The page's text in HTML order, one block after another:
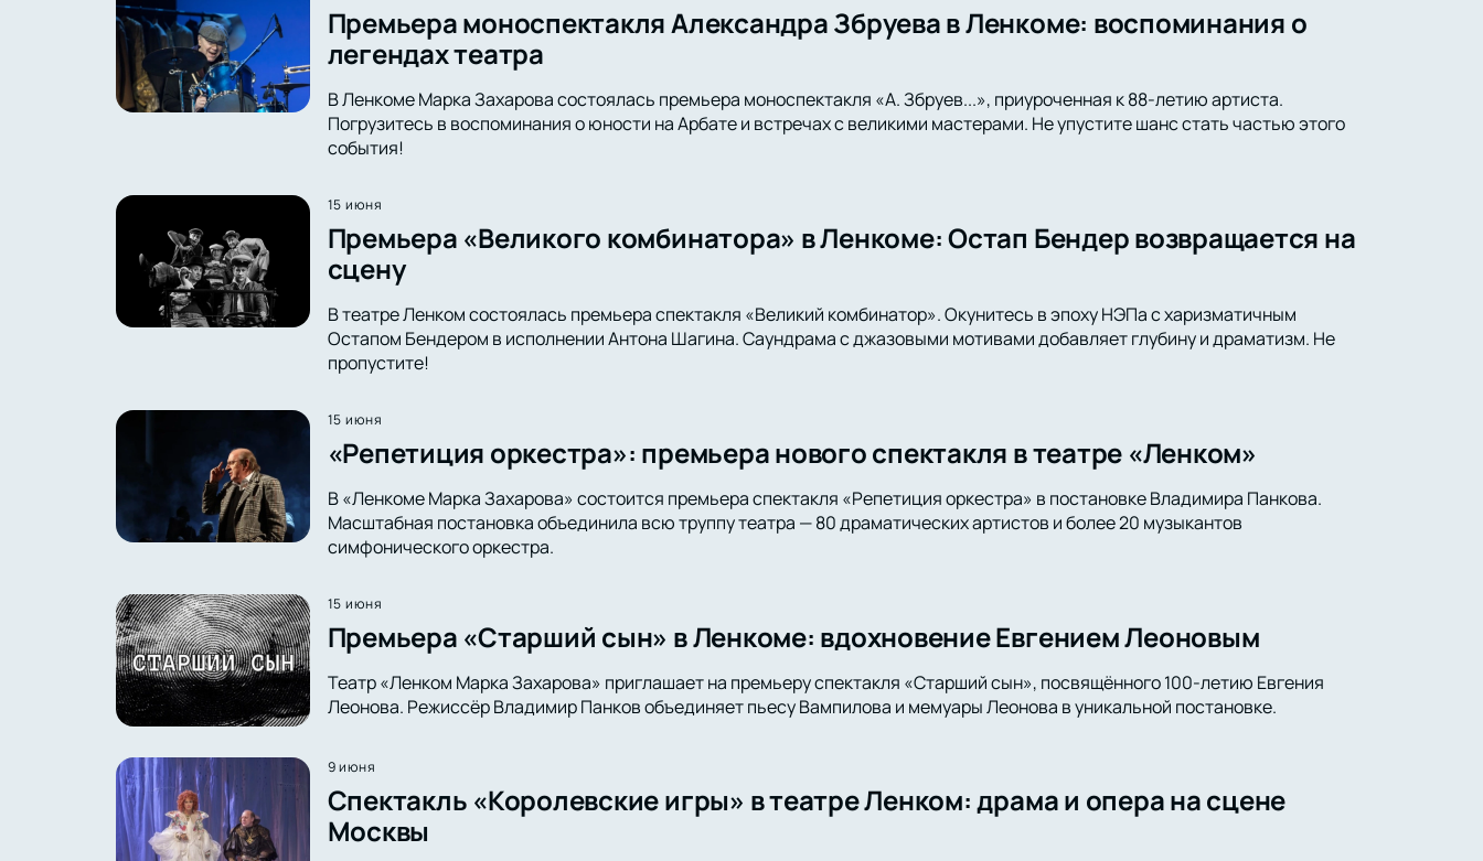
Премьера моноспектакля Александра Збруева в Ленкоме: воспоминания о
легендах театра
В Ленкоме Марка Захарова состоялась премьера моноспектакля «А. Збруев...», приуроченная к 88-летию артиста.
Погрузитесь в воспоминания о юности на Арбате и встречах с великими мастерами. Не упустите шанс стать частью этого
события!
15 июня
Премьера «Великого комбинатора» в Ленкоме: Остап Бендер возвращается на
сцену
В театре Ленком состоялась премьера спектакля «Великий комбинатор». Окунитесь в эпоху НЭПа с харизматичным
Остапом Бендером в исполнении Антона Шагина. Саундрама с джазовыми мотивами добавляет глубину и драматизм. Не
пропустите!
15 июня
«Репетиция оркестра»: премьера нового спектакля в театре «Ленком»
В «Ленкоме Марка Захарова» состоится премьера спектакля «Репетиция оркестра» в постановке Владимира Панкова.
Масштабная постановка объединила всю труппу театра — 80 драматических артистов и более 20 музыкантов
симфонического оркестра.
15 июня
Премьера «Старший сын» в Ленкоме: вдохновение Евгением Леоновым
Театр «Ленком Марка Захарова» приглашает на премьеру спектакля «Старший сын», посвящённого 100-летию Евгения
Леонова. Режиссёр Владимир Панков объединяет пьесу Вампилова и мемуары Леонова в уникальной постановке.
9 июня
Спектакль «Королевские игры» в театре Ленком: драма и опера на сцене
Москвы